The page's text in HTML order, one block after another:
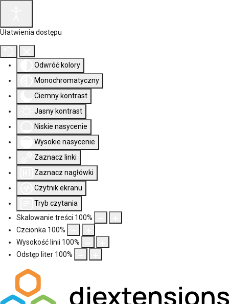
Ułatwienia dostępu
Odwróć kolory
Monochromatyczny
Ciemny kontrast
Jasny kontrast
Niskie nasycenie
Wysokie nasycenie
Zaznacz linki
Zaznacz nagłówki
Czytnik ekranu
Tryb czytania
Skalowanie treści 100%
Czcionka 100%
Wysokość linii 100%
Odstęp liter 100%